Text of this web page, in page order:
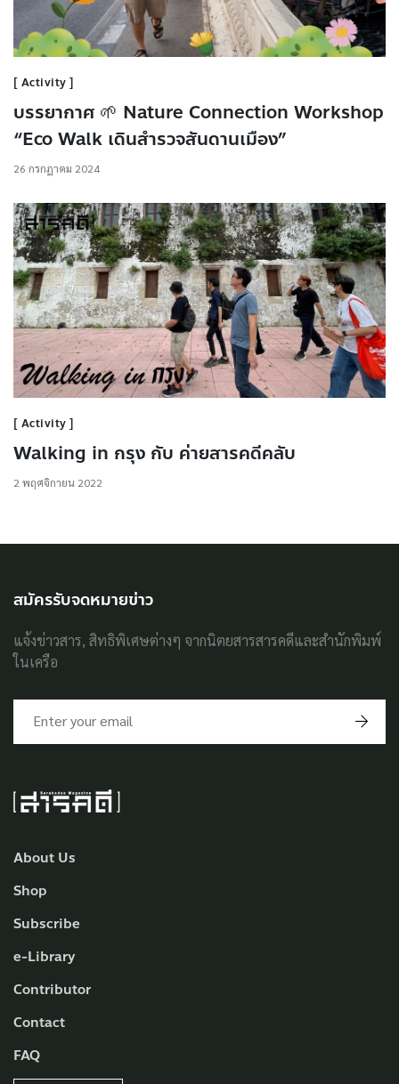
Activity
บรรยากาศ 🌱 Nature Connection Workshop
“Eco Walk เดินสำรวจสันดานเมือง”
26 กรกฎาคม 2024
Activity
Walking in กรุง กับ ค่ายสารคดีคลับ
2 พฤศจิกายน 2022
About Us
Shop
Subscribe
e-Library
Contributor
Contact
FAQ
สมัครรับจดหมายข่าว
แจ้งข่าวสาร, สิทธิพิเศษต่างๆ จากนิตยสารสารคดีและสำนักพิมพ์
ในเครือ